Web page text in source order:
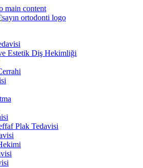
main content
Estetik Diş Hekimliği
Plak Tedavisi